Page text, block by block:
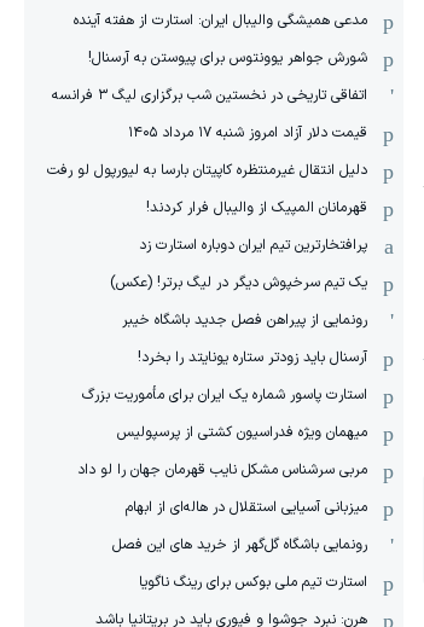
مدعی همیشگی والیبال ایران: استارت از هفته آینده
شورش جواهر یوونتوس برای پیوستن به آرسنال!
اتفاقی تاریخی در نخستین شب برگزاری لیگ ۳ فرانسه
قیمت دلار آزاد امروز شنبه ۱۷ مرداد ۱۴۰۵
دلیل انتقال غیرمنتظره کاپیتان بارسا به لیورپول لو رفت
قهرمانان المپیک از والیبال فرار کردند!
پرافتخارترین تیم ایران دوباره استارت زد
یک تیم سرخپوش دیگر در لیگ برتر! (عکس)
رونمایی از پیراهن فصل جدید باشگاه خیبر
آرسنال باید زودتر ستاره یونایتد را بخرد!
استارت پاسور شماره یک ایران برای مأموریت بزرگ
میهمان ویژه فدراسیون کشتی از پرسپولیس
مربی سرشناس مشکل نایب قهرمان جهان را لو داد
میزبانی آسیایی استقلال در هاله‌ای از ابهام
رونمایی باشگاه گل‌گهر از خرید های این فصل
استارت تیم ملی بوکس برای رینگ ناگویا
هرن: نبرد جوشوا و فیوری باید در بریتانیا باشد